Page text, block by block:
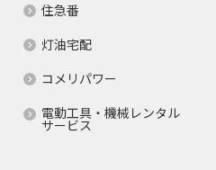
住急番
灯油宅配
コメリパワー
電動工具・機械レンタル
サービス